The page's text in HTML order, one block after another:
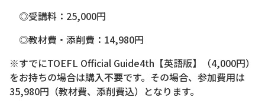
◎受講料：25,000円
◎教材費・添削費：14,980円
※すでにTOEFL Official Guide4th【英語版】（4,000円）
をお持ちの場合は購入不要です。その場合、参加費用は
35,980円（教材費、添削費込）となります。